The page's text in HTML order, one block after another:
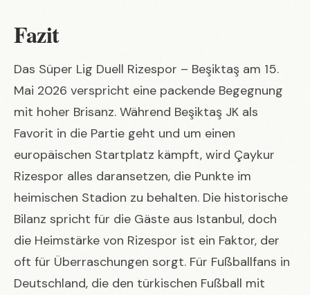
Fazit
Das Süper Lig Duell Rizespor – Beşiktaş am 15.
Mai 2026 verspricht eine packende Begegnung
mit hoher Brisanz. Während Beşiktaş JK als
Favorit in die Partie geht und um einen
europäischen Startplatz kämpft, wird Çaykur
Rizespor alles daransetzen, die Punkte im
heimischen Stadion zu behalten. Die historische
Bilanz spricht für die Gäste aus Istanbul, doch
die Heimstärke von Rizespor ist ein Faktor, der
oft für Überraschungen sorgt. Für Fußballfans in
Deutschland, die den türkischen Fußball mit